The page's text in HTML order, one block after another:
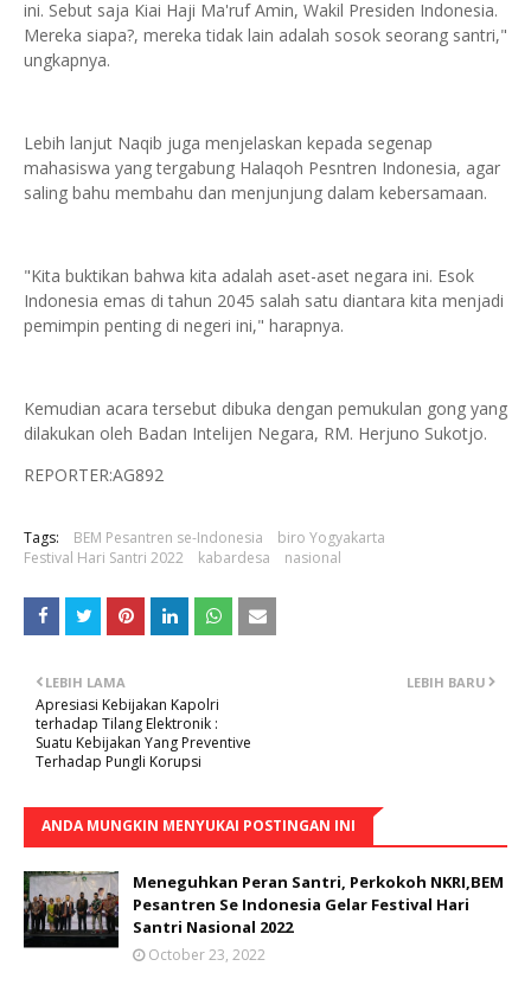
ini. Sebut saja Kiai Haji Ma'ruf Amin, Wakil Presiden Indonesia.
Mereka siapa?, mereka tidak lain adalah sosok seorang santri,"
ungkapnya.
Lebih lanjut Naqib juga menjelaskan kepada segenap
mahasiswa yang tergabung Halaqoh Pesntren Indonesia, agar
saling bahu membahu dan menjunjung dalam kebersamaan.
"Kita buktikan bahwa kita adalah aset-aset negara ini. Esok
Indonesia emas di tahun 2045 salah satu diantara kita menjadi
pemimpin penting di negeri ini," harapnya.
Kemudian acara tersebut dibuka dengan pemukulan gong yang
dilakukan oleh Badan Intelijen Negara, RM. Herjuno Sukotjo.
REPORTER:AG892
Tags: BEM Pesantren se-Indonesia
biro Yogyakarta
Festival Hari Santri 2022
kabardesa nasional
LEBIH BARU
LEBIH LAMA
Apresiasi Kebijakan Kapolri
terhadap Tilang Elektronik :
Suatu Kebijakan Yang Preventive
Terhadap Pungli Korupsi
ANDA MUNGKIN MENYUKAI POSTINGAN INI
Meneguhkan Peran Santri, Perkokoh NKRI,BEM
Pesantren Se Indonesia Gelar Festival Hari
Santri Nasional 2022
October 23, 2022